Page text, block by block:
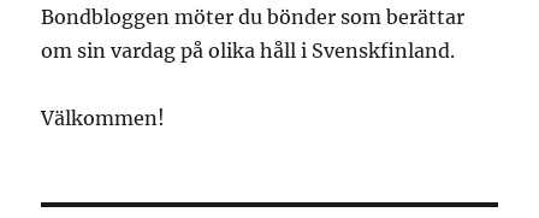
Bondbloggen möter du bönder som berättar
om sin vardag på olika håll i Svenskfinland.
Välkommen!